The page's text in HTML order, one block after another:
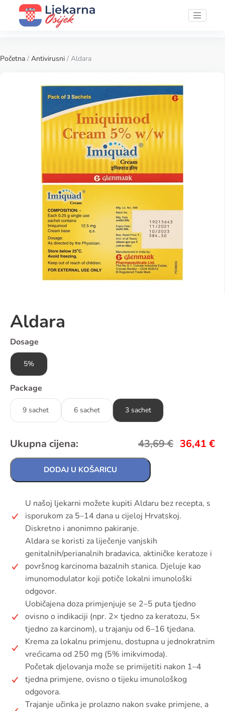
Početna / Antivirusni / Aldara
Aldara
Dosage
5%
Package
9 sachet 6 sachet 3 sachet
Ukupna cijena: 43,69€ 36,41 €
DODAJ U KOŠARICU
U našoj ljekarni možete kupiti Aldaru bez recepta, s
isporukom za 5–14 dana u cijeloj Hrvatskoj.
Diskretno i anonimno pakiranje.
Aldara se koristi za liječenje vanjskih
genitalnih/perianalnih bradavica, aktiničke keratoze i
površnog karcinoma bazalnih stanica. Djeluje kao
imunomodulator koji potiče lokalni imunološki
odgovor.
Uobičajena doza primjenjuje se 2–5 puta tjedno
ovisno o indikaciji (npr. 2× tjedno za keratozu, 5×
tjedno za karcinom), u trajanju od 6–16 tjedana.
Krema za lokalnu primjenu, dostupna u jednokratnim
vrećicama od 250 mg (5% imikvimoda).
Početak djelovanja može se primijetiti nakon 1–4
tjedna primjene, ovisno o tijeku imunološkog
odgovora.
Trajanje učinka je prolazno nakon svake primjene, a